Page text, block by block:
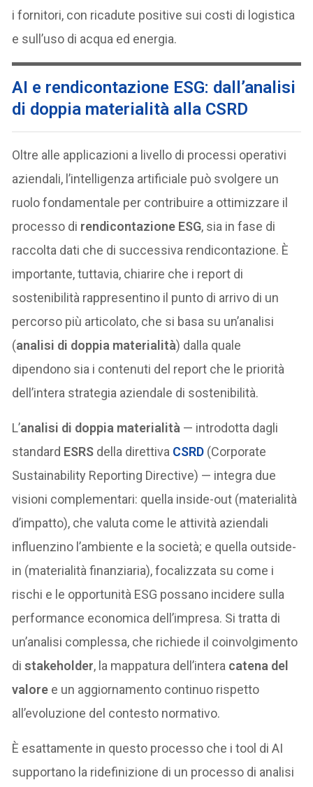
i fornitori, con ricadute positive sui costi di logistica
e sull’uso di acqua ed energia.
AI e rendicontazione ESG: dall’analisi
di doppia materialità alla CSRD
Oltre alle applicazioni a livello di processi operativi
aziendali, l’intelligenza artificiale può svolgere un
ruolo fondamentale per contribuire a ottimizzare il
processo di rendicontazione ESG, sia in fase di
raccolta dati che di successiva rendicontazione. È
importante, tuttavia, chiarire che i report di
sostenibilità rappresentino il punto di arrivo di un
percorso più articolato, che si basa su un’analisi
(analisi di doppia materialità) dalla quale
dipendono sia i contenuti del report che le priorità
dell’intera strategia aziendale di sostenibilità.
L’analisi di doppia materialità — introdotta dagli
standard ESRS della direttiva CSRD (Corporate
Sustainability Reporting Directive) — integra due
visioni complementari: quella inside-out (materialità
d’impatto), che valuta come le attività aziendali
influenzino l’ambiente e la società; e quella outside-
in (materialità finanziaria), focalizzata su come i
rischi e le opportunità ESG possano incidere sulla
performance economica dell’impresa. Si tratta di
un’analisi complessa, che richiede il coinvolgimento
distakeholder, la mappatura dell’intera catena del
valore e un aggiornamento continuo rispetto
all’evoluzione del contesto normativo.
È esattamente in questo processo che i tool di AI
supportano la ridefinizione di un processo di analisi